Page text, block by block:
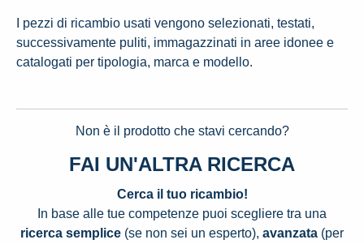
I pezzi di ricambio usati vengono selezionati, testati,
successivamente puliti, immagazzinati in aree idonee e
catalogati per tipologia, marca e modello.
Non è il prodotto che stavi cercando?
FAI UN'ALTRA RICERCA
Cerca il tuo ricambio!
In base alle tue competenze puoi scegliere tra una
ricerca semplice (se non sei un esperto), avanzata (per